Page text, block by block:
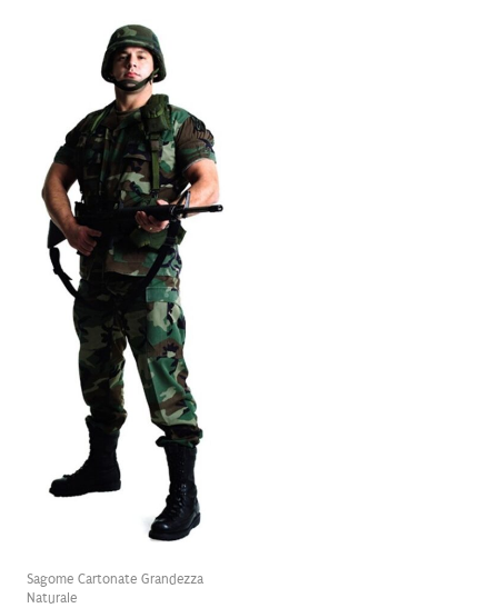
Sagome Cartonate Grandezza
Naturale